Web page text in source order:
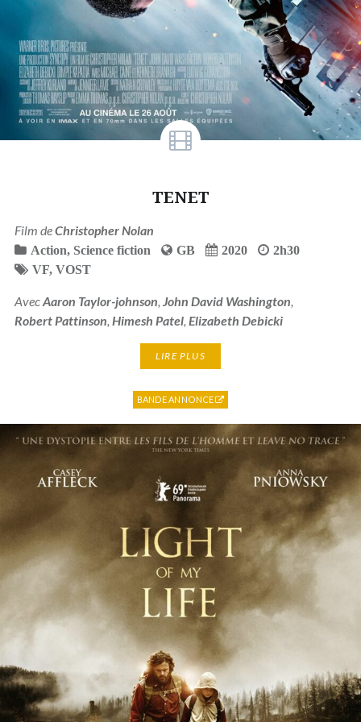
TENET
Film deChristopher Nolan
Action, Science fiction GB 2020
2h30
VF, VOST
AvecAaron Taylor-johnson John David Washington
Robert Pattinson Himesh Patel, Elizabeth Debicki
LIRE PLUS
BANDE ANNONCE